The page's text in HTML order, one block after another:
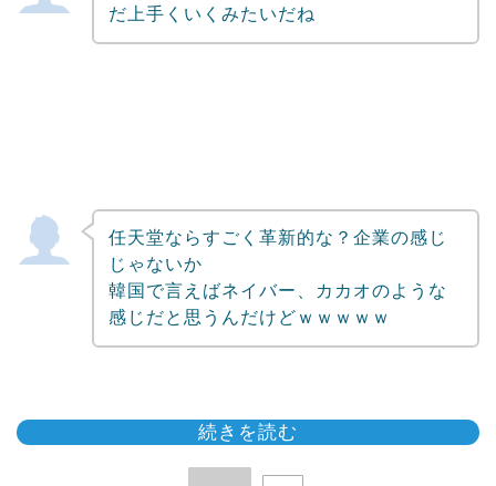
だ上手くいくみたいだね
任天堂ならすごく革新的な？企業の感じ
じゃないか
韓国で言えばネイバー、カカオのような
感じだと思うんだけどｗｗｗｗｗ
続きを読む